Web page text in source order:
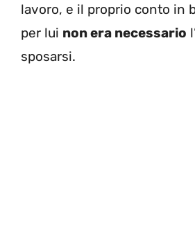
lavoro, e il proprio conto in
per lui non era necessario
sposarsi.